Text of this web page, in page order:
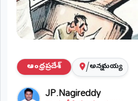
ప్రాంతీయ
వార్తలు
(STATE)
తెలంగాణ
ఆంధ్రప్రదేశ్
ఆంధ్రప్రదేశ్ /అన్నమయ్య
JP.Nagireddy